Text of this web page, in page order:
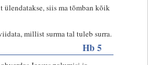
ülendatakse, siis ma tõmban kõik
millist surma tal tuleb surra.
Hb 5